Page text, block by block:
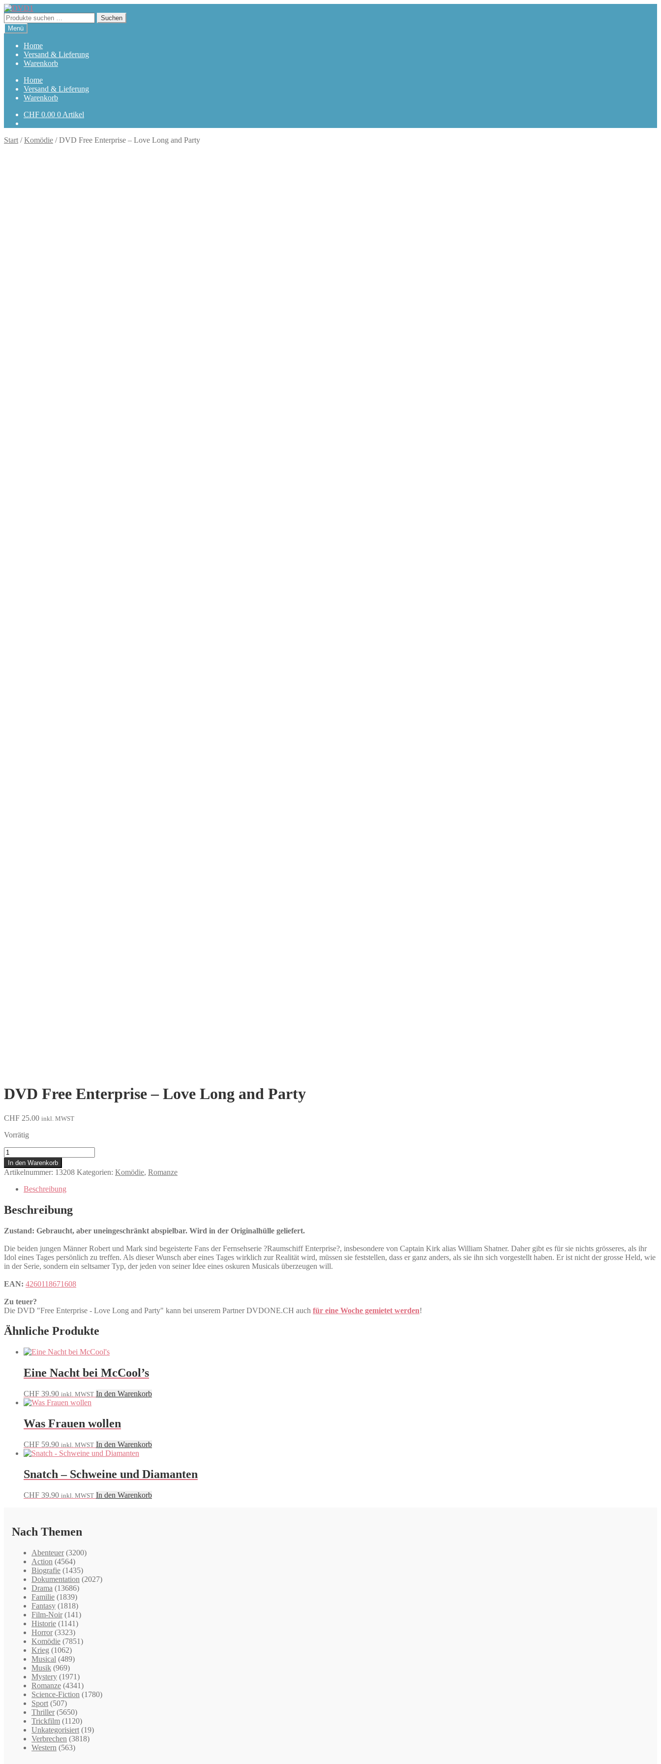
Zur
Navigation
springen
Zum
Inhalt
springen
Suchen
nach:
Suchen
Menü
Home
Versand & Lieferung
Warenkorb
Home
Versand & Lieferung
Warenkorb
CHF 0.00 0 Artikel
Start /Komödie /DVD Free Enterprise – Love Long and Party
DVD Free Enterprise – Love Long and Party
CHF 25.00 inkl. MWST
Vorrätig
Free
Enterprise
-
Love
Long
Party
Menge
In den Warenkorb
Artikelnummer: 13208 Kategorien: Komödie, Romanze
Beschreibung
Beschreibung
Zustand: Gebraucht, aber uneingeschränkt abspielbar. Wird in der Originalhülle geliefert.
Die beiden jungen Männer Robert und Mark sind begeisterte Fans der Fernsehserie ?Raumschiff Enterprise?, insbesondere von Captain Kirk alias William Shatner. Daher gibt es für sie nichts grösseres, als ihr
Idol eines Tages persönlich zu treffen. Als dieser Wunsch aber eines Tages wirklich zur Realität wird, müssen sie feststellen, dass er ganz anders, als sie ihn sich vorgestellt haben. Er ist nicht der grosse Held, wie
in der Serie, sondern ein seltsamer Typ, der jeden von seiner Idee eines oskuren Musicals überzeugen will.
EAN: 4260118671608
Zu teuer?
Die DVD "Free Enterprise - Love Long and Party" kann bei unserem Partner DVDONE.CH auch für eine Woche gemietet werden!
Ähnliche Produkte
Eine Nacht bei McCool’s
CHF 39.90 inkl. MWST In den Warenkorb
Was Frauen wollen
CHF 59.90 inkl. MWST In den Warenkorb
Snatch – Schweine und Diamanten
CHF 39.90 inkl. MWST In den Warenkorb
Nach Themen
Abenteuer (3200)
Action (4564)
Biografie (1435)
Dokumentation (2027)
Drama (13686)
Familie (1839)
Fantasy (1818)
Film-Noir (141)
Historie (1141)
Horror (3323)
Komödie (7851)
Krieg (1062)
Musical (489)
Musik (969)
Mystery (1971)
Romanze (4341)
Science-Fiction (1780)
Sport (507)
Thriller (5650)
Trickfilm (1120)
Unkategorisiert (19)
Verbrechen (3818)
Western (563)